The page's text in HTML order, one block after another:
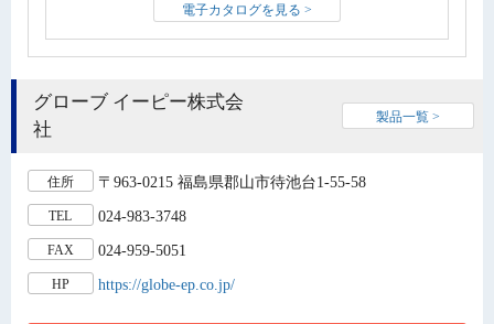
電子カタログを見る >
グローブ イーピー株式会
社
製品一覧 >
住所 〒963-0215 福島県郡山市待池台1-55-58
TEL 024-983-3748
FAX 024-959-5051
HP https://globe-ep.co.jp/